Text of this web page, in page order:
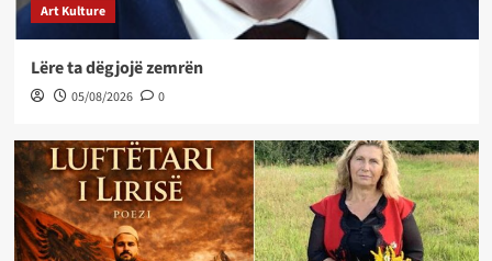
Art Kulture
Lëre ta dëgjojë zemrën
05/08/2026 0